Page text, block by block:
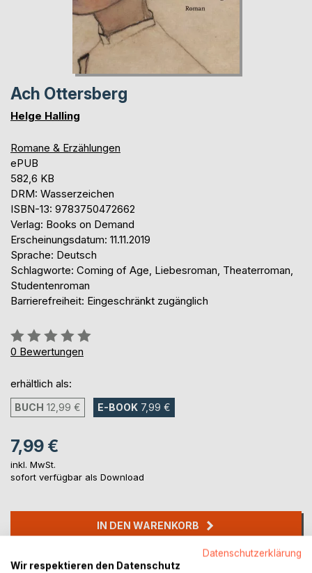
Ach Ottersberg
Helge Halling
Romane & Erzählungen
ePUB
582,6 KB
DRM: Wasserzeichen
ISBN-13: 9783750472662
Verlag: Books on Demand
Erscheinungsdatum: 11.11.2019
Sprache: Deutsch
Schlagworte: Coming of Age, Liebesroman, Theaterroman,
Studentenroman
Barrierefreiheit: Eingeschränkt zugänglich
Bewertung::
0%
0 Bewertungen
erhältlich als:
BUCH 12,99 € E-BOOK 7,99 €
7,99 €
inkl. MwSt.
sofort verfügbar als Download
IN DEN WARENKORB
Auf die Merkliste
Datenschutzerklärung
Wir respektieren den Datenschutz